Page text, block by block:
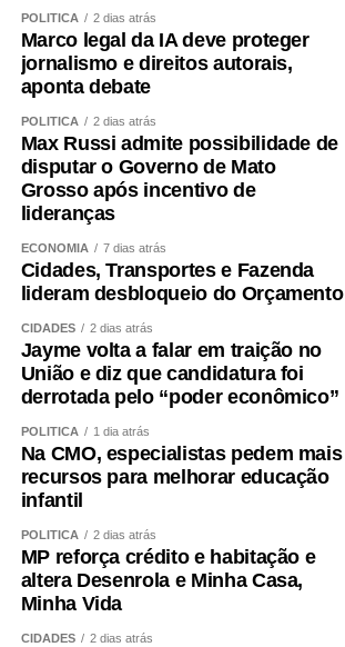
POLÍTICA 2 dias atrás
Marco legal da IA deve proteger
jornalismo e direitos autorais,
aponta debate
POLÍTICA 2 dias atrás
Max Russi admite possibilidade de
disputar o Governo de Mato
Grosso após incentivo de
lideranças
ECONOMIA 7 dias atrás
Cidades, Transportes e Fazenda
lideram desbloqueio do Orçamento
CIDADES 2 dias atrás
Jayme volta a falar em traição no
União e diz que candidatura foi
derrotada pelo “poder econômico”
POLÍTICA 1 dia atrás
Na CMO, especialistas pedem mais
recursos para melhorar educação
infantil
POLÍTICA 2 dias atrás
MP reforça crédito e habitação e
altera Desenrola e Minha Casa,
Minha Vida
CIDADES 2 dias atrás